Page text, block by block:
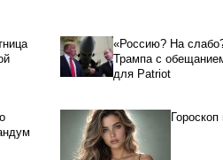
«Россию? На
Трампа с
для Patriot